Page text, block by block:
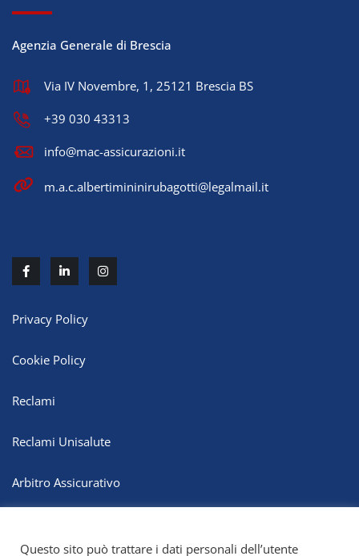
Agenzia Generale di Brescia
Via IV Novembre, 1, 25121 Brescia BS
+39 030 43313
info@mac-assicurazioni.it
m.a.c.albertimininirubagotti@legalmail.it
Privacy Policy
Cookie Policy
Reclami
Reclami Unisalute
Arbitro Assicurativo
Questo sito può trattare i dati personali dell’utente